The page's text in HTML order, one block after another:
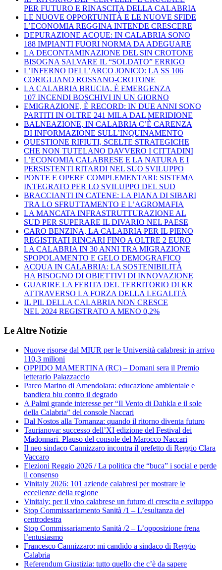
PER FUTURO E RINASCITA DELLA CALABRIA
LE NUOVE OPPORTUNITÀ E LE NUOVE SFIDE
L’ECONOMIA REGGINA INTENDE CRESCERE
DEPURAZIONE ACQUE: IN CALABRIA SONO
188 IMPIANTI FUORI NORMA DA ADEGUARE
LA DECONTAMINAZIONE DEL SIN CROTONE
BISOGNA SALVARE IL “SOLDATO” ERRIGO
L’INFERNO DELL’ARCO JONICO: LA SS 106
CORIGLIANO ROSSANO-CROTONE
LA CALABRIA BRUCIA, È EMERGENZA
107 INCENDI BOSCHIVI IN UN GIORNO
EMIGRAZIONE, È RECORD: IN DUE ANNI SONO
PARTITI IN OLTRE 241 MILA DAL MERIDIONE
BALNEAZIONE, IN CALABRIA C’È CARENZA
DI INFORMAZIONE SULL’INQUINAMENTO
QUESTIONE RIFIUTI, SCELTE STRATEGICHE
CHE NON TUTELANO DAVVERO I CITTADINI
L’ECONOMIA CALABRESE E LA NATURA E I
PERSISTENTI RITARDI NEL SUO SVILUPPO
PONTE E OPERE COMPLEMENTARI: SISTEMA
INTEGRATO PER LO SVILUPPO DEL SUD
BRACCIANTI IN CATENE: LA PIANA DI SIBARI
TRA LO SFRUTTAMENTO E L’AGROMAFIA
LA MANCATA INFRASTRUTTURAZIONE AL
SUD PER SUPERARE IL DIVARIO NEL PAESE
CARO BENZINA, LA CALABRIA PER IL PIENO
REGISTRATI RINCARI FINO A OLTRE 2 EURO
LA CALABRIA IN 30 ANNI TRA MIGRAZIONE
SPOPOLAMENTO E GELO DEMOGRAFICO
ACQUA IN CALABRIA: LA SOSTENIBILITÀ
HA BISOGNO DI OBIETTIVI DI INNOVAZIONE
GUARIRE LA FERITA DEL TERRITORIO DI KR
ATTRAVERSO LA FORZA DELLA LEGALITÀ
IL PIL DELLA CALABRIA NON CRESCE
NEL 2024 REGISTRATO A MENO 0,2%
Le Altre Notizie
Nuove risorse dal MIUR per le Università calabresi: in arrivo
110,3 milioni
OPPIDO MAMERTINA (RC) – Domani sera il Premio
letterario Palazzaccio
Parco Marino di Amendolara: educazione ambientale e
bandiera blu contro il degrado
A Palmi grande interesse per “Il Vento di Dahkla e il sole
della Calabria” del console Naccari
Dal Nostos alla Tornanza: quando il ritorno diventa futuro
Taurianova: successo dell’XI edizione del Festival dei
Madonnari. Plauso del console del Marocco Naccari
Il neo sindaco Cannizzaro incontra il prefetto di Reggio Clara
Vaccaro
Elezioni Reggio 2026 / La politica che “buca” i social e perde
il consenso
Vinitaly 2026: 101 aziende calabresi per mostrare le
eccellenze della regione
Vinitaly: per il vino calabrese un futuro di crescita e sviluppo
Stop Commissariamento Sanità /1 – L’esultanza del
centrodestra
Stop Commissariamento Sanità /2 – L’opposizione frena
l’entusiasmo
Francesco Cannizzaro: mi candido a sindaco di Reggio
Calabria
Referendum Giustizia: tutto quello che c’è da sapere